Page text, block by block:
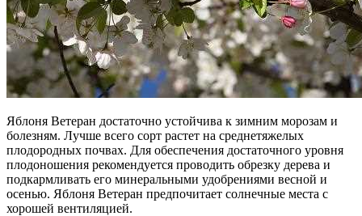
Яблоня Ветеран достаточно устойчива к зимним морозам и
болезням. Лучше всего сорт растет на среднетяжелых
плодородных почвах. Для обеспечения достаточного уровня
плодоношения рекомендуется проводить обрезку дерева и
подкармливать его минеральными удобрениями весной и
осенью. Яблоня Ветеран предпочитает солнечные места с
хорошей вентиляцией.